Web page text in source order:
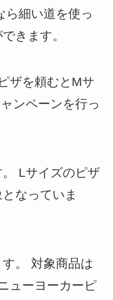
ら細い道を使っ
きます。
ザを頼むとMサ
ンペーンを行っ
Lサイズのピザ
なっていま
。
対象商品は
ューヨーカーピ